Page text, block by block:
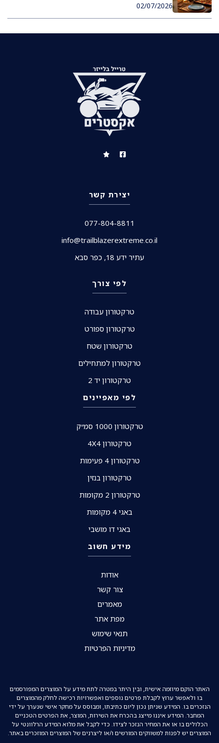
02/07/2026
יצירת קשר
077-804-8811
info@trailblazerextreme.co.il
עתיר ידע 18, כפר סבא
לפי צורך
טרקטורון עבודה
טרקטורון ספורט
טרקטורון שטח
טרקטורון למתחילים
טרקטורון יד 2
לפי מאפיינים
טרקטורון 1000 סמ״ק
טרקטורון 4X4
טרקטורון 4 פעימות
טרקטורון בנזין
טרקטורון 2 מקומות
באגי 4 מקומות
באגי דו מושבי
מידע חשוב
אודות
צור קשר
מאמרים
מפת אתר
תנאי שימוש
מדיניות הפרטיות
האתר הוקם מיוזמה אישית, ובין היתר במטרה לתת מידע על המוצרים המפורסמים
בו ולאפשר ערוץ לקבלת פרטים נוספים ואפשרויות רכישה לחלק מהמוצרים
הנזכרים בו. המידע שניתן נכון ליום כתיבתו, ומבוסס על מחקר אישי שנערך על ידי
המחבר. המידע איננו מייצג בהכרח את השירות, המוצר, את הפרטים הטכניים
הכלולים בו או את המחיר הנזכר לצידו. כדי לקבל את מלוא המידע הרלוונטי על
המוצרים יש לפנות למשווקים המורשים ו/או ליצרנים של המוצרים המוזכרים באתר.